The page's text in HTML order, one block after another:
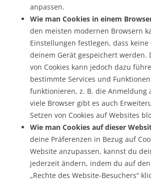
anpassen.
Wie man Cookies in einem
den meisten modernen Browsern
Einstellungen festlegen, dass keine
deinem Gerät gespeichert werden.
von Cookies kann jedoch dazu
bestimmte Services und
funktionieren, z. B. die Anmeldung
viele Browser gibt es auch
Setzen von Cookies auf Websites
Wie man Cookies auf dieser
deine Präferenzen in Bezug auf
Website anzupassen, kannst du
jederzeit ändern, indem du auf
„Rechte des Website-Besuchers“